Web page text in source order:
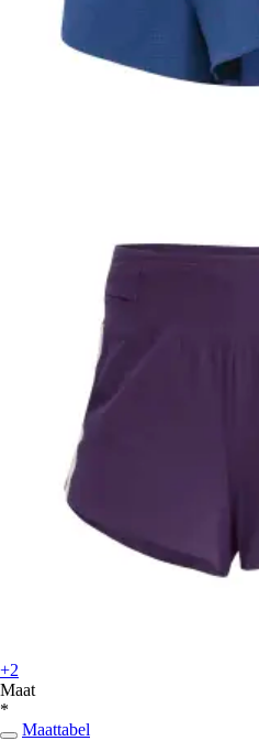
+2
Maat
*
Maattabel